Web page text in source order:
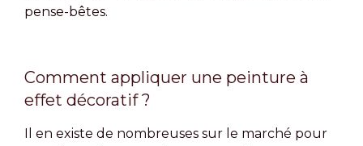
pense-bêtes.
Comment appliquer une peinture à
effet décoratif ?
Il en existe de nombreuses sur le marché pour